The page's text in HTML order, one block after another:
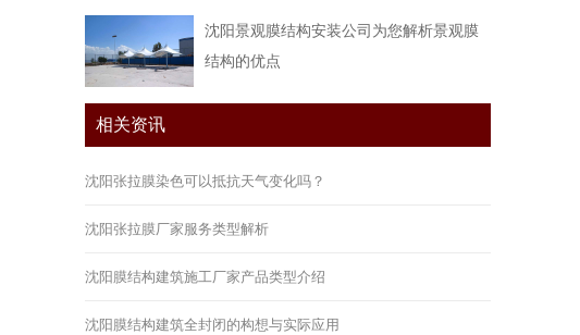
沈阳景观膜结构安装公司为您解析景观膜
结构的优点
相关资讯
沈阳张拉膜染色可以抵抗天气变化吗？
沈阳张拉膜厂家服务类型解析
沈阳膜结构建筑施工厂家产品类型介绍
沈阳膜结构建筑全封闭的构想与实际应用